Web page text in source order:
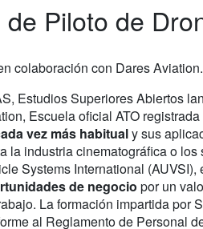
Piloto de
colaboración con Dares
Estudios Superiores Abiertos
Escuela oficial ATO
vez más habitualy sus
la industria cinematográfica o
Systems International
de negocio por un
La formación impartida por
al Reglamento de Personal